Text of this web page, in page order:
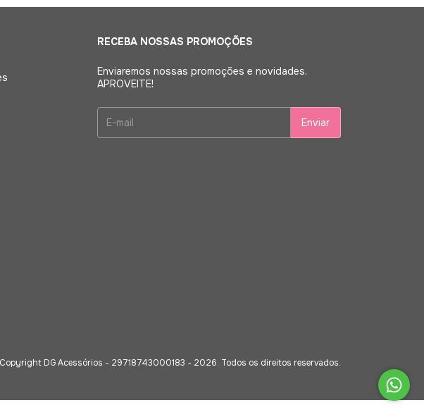
RECEBA NOSSAS PROMOÇÕES
Enviaremos nossas promoções e novidades.
APROVEITE!
Copyright DG Acessórios - 29718743000183 - 2026. Todos os direitos reservados.